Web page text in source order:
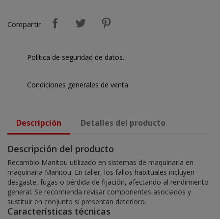
Compartir
Política de seguridad de datos.
Condiciones generales de venta.
Descripción Detalles del producto
Descripción del producto
Recambio Manitou utilizado en sistemas de maquinaria en
maquinaria Manitou. En taller, los fallos habituales incluyen
desgaste, fugas o pérdida de fijación, afectando al rendimiento
general. Se recomienda revisar componentes asociados y
sustituir en conjunto si presentan deterioro.
Características técnicas